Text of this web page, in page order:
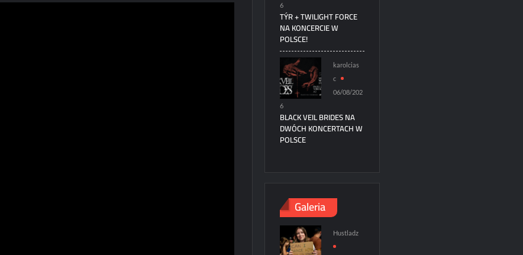
6
TÝR + TWILIGHT FORCE
NA KONCERCIE W
POLSCE!
karolcias
c
06/08/202
6
BLACK VEIL BRIDES NA
DWÓCH KONCERTACH W
POLSCE
Galeria
Hustladz